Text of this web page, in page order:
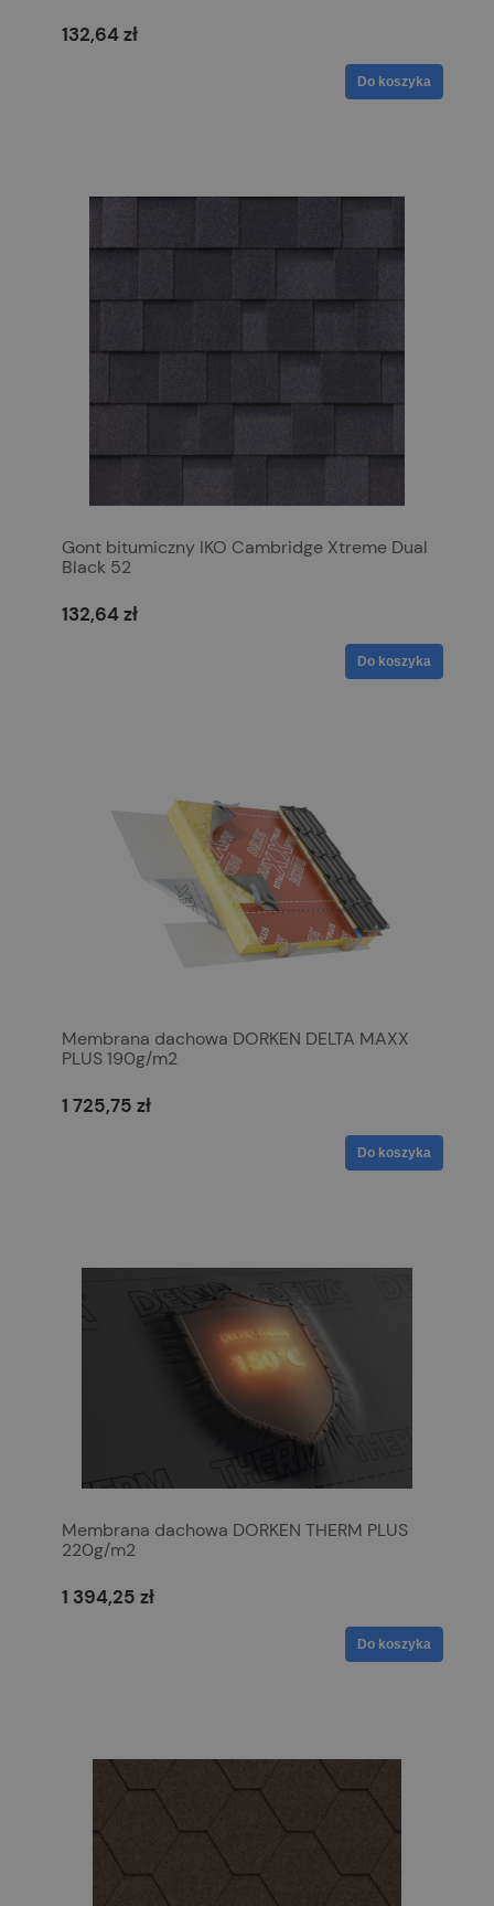
132,64 zł
Do koszyka
Gont bitumiczny IKO Cambridge Xtreme Dual
Black 52
132,64 zł
Do koszyka
Membrana dachowa DORKEN DELTA MAXX
PLUS 190g/m2
1 725,75 zł
Do koszyka
Membrana dachowa DORKEN THERM PLUS
220g/m2
1 394,25 zł
Do koszyka